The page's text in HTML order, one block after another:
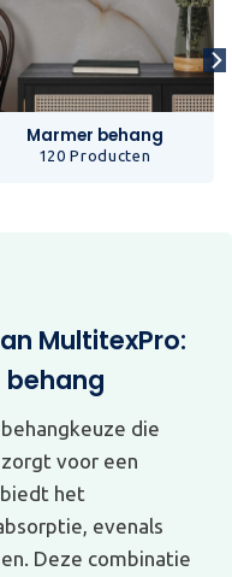
Marmer behang
120 Producten
MultitexPro:
behang
die
voor een
het
evenals
Deze combinatie